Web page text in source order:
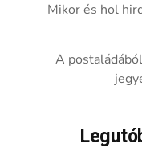
Mikor és hol
A